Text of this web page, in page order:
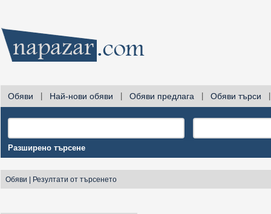
Обяви Най-нови обяви Обяви предлага Обяви търси
Разширено търсене
Обяви Резултати от търсенето